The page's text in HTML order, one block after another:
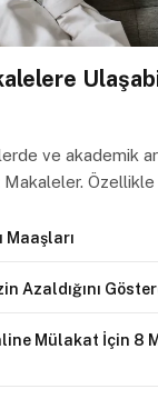
ve akademik
Makaleler.
Maaşları
Azaldığını
Mülakat İçin 8